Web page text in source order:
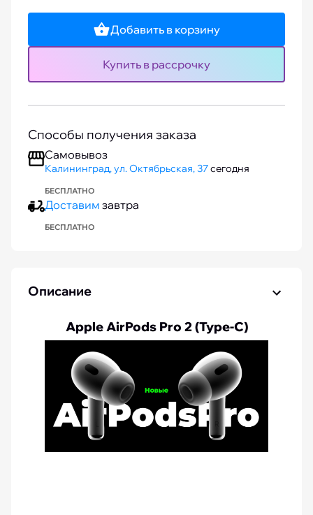
Добавить в корзину
Купить в рассрочку
Способы получения заказа
Самовывоз
Калининград, ул. Октябрьская, 37сегодня
БЕСПЛАТНО
Доставим завтра
БЕСПЛАТНО
Описание
Apple AirPods Pro 2 (Type-C)